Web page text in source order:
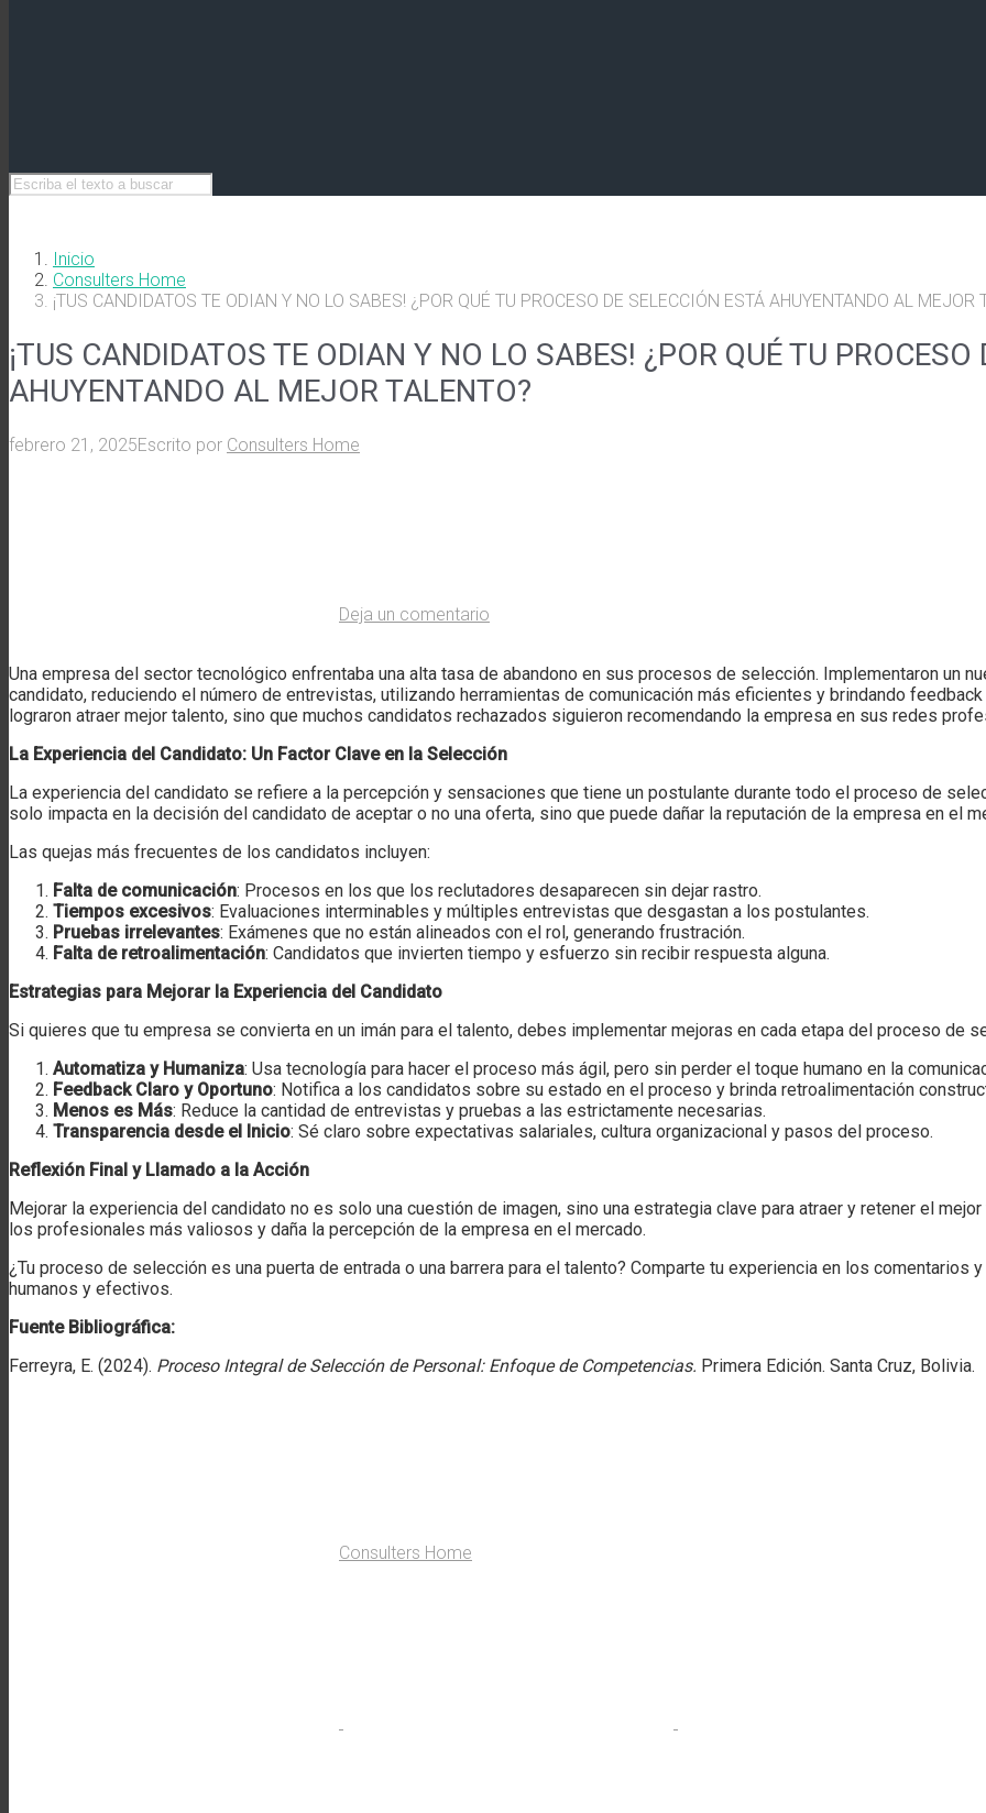
Inicio
Consulters Home
¡TUS CANDIDATOS TE ODIAN Y NO LO SABES! ¿POR QUÉ TU PROCESO DE SELECCIÓN ESTÁ AHUYENTANDO AL MEJOR
¡TUS CANDIDATOS TE ODIAN Y NO LO SABES! ¿POR QUÉ TU PROCESO
AHUYENTANDO AL MEJOR TALENTO?
febrero 21, 2025Escrito por Consulters Home
Deja un comentario
Una empresa del sector tecnológico enfrentaba una alta tasa de abandono en sus procesos de selección. Implementaron un
candidato, reduciendo el número de entrevistas, utilizando herramientas de comunicación más eficientes y brindando
lograron atraer mejor talento, sino que muchos candidatos rechazados siguieron recomendando la empresa en sus redes
La Experiencia del Candidato: Un Factor Clave en la Selección
La experiencia del candidato se refiere a la percepción y sensaciones que tiene un postulante durante todo el proceso de
solo impacta en la decisión del candidato de aceptar o no una oferta, sino que puede dañar la reputación de la empresa en el
Las quejas más frecuentes de los candidatos incluyen:
Falta de comunicación: Procesos en los que los reclutadores desaparecen sin dejar rastro.
Tiempos excesivos: Evaluaciones interminables y múltiples entrevistas que desgastan a los postulantes.
Pruebas irrelevantes: Exámenes que no están alineados con el rol, generando frustración.
Falta de retroalimentación: Candidatos que invierten tiempo y esfuerzo sin recibir respuesta alguna.
Estrategias para Mejorar la Experiencia del Candidato
Si quieres que tu empresa se convierta en un imán para el talento, debes implementar mejoras en cada etapa del proceso de
Automatiza y Humaniza: Usa tecnología para hacer el proceso más ágil, pero sin perder el toque humano en la
Feedback Claro y Oportuno: Notifica a los candidatos sobre su estado en el proceso y brinda retroalimentación
Menos es Más: Reduce la cantidad de entrevistas y pruebas a las estrictamente necesarias.
Transparencia desde el Inicio: Sé claro sobre expectativas salariales, cultura organizacional y pasos del proceso.
Reflexión Final y Llamado a la Acción
Mejorar la experiencia del candidato no es solo una cuestión de imagen, sino una estrategia clave para atraer y retener el
los profesionales más valiosos y daña la percepción de la empresa en el mercado.
¿Tu proceso de selección es una puerta de entrada o una barrera para el talento? Comparte tu experiencia en los comentarios
humanos y efectivos.
Fuente Bibliográfica:
Ferreyra, E. (2024). Proceso Integral de Selección de Personal: Enfoque de Competencias. Primera Edición. Santa Cruz, Bolivia.
Consulters Home